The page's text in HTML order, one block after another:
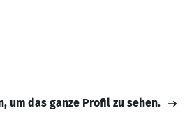
um das ganze Profil zu sehen.